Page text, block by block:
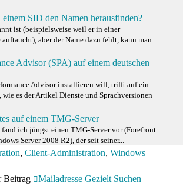
SID den Namen herausfinden?
ist (beispielsweise weil er in einer
aber der Name dazu fehlt, kann man
Advisor (SPA) auf einem deutschen
Advisor installieren will, trifft auf ein
wie es der Artikel Dienste und Sprachversionen
auf einem TMG-Server
ich jüngst einen TMG-Server vor (Forefront
Server 2008 R2), der seit seiner...
, Client-Administration, Windows
Beitrag
Mailadresse Gezielt Suchen